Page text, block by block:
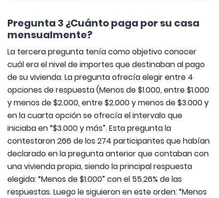
Pregunta 3 ¿Cuánto paga por su casa
mensualmente?
La tercera pregunta tenía como objetivo conocer
cuál era el nivel de importes que destinaban al pago
de su vivienda. La pregunta ofrecía elegir entre 4
opciones de respuesta (Menos de $1.000, entre $1.000
y menos de $2.000, entre $2.000 y menos de $3.000 y
en la cuarta opción se ofrecía el intervalo que
iniciaba en “$3.000 y más”. Esta pregunta la
contestaron 266 de los 274 participantes que habían
declarado en la pregunta anterior que contaban con
una vivienda propia, siendo la principal respuesta
elegida: “Menos de $1.000” con el 55.26% de las
respuestas. Luego le siguieron en este orden: “Menos